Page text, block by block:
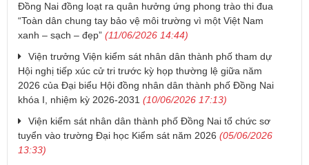
Đồng Nai đồng loạt ra quân hưởng ứng phong trào thi đua
“Toàn dân chung tay bảo vệ môi trường vì một Việt Nam
xanh – sạch – đẹp” (11/06/2026 14:44)
Viện trưởng Viện kiểm sát nhân dân thành phố tham dự
Hội nghị tiếp xúc cử tri trước kỳ họp thường lệ giữa năm
2026 của Đại biểu Hội đồng nhân dân thành phố Đồng Nai
khóa I, nhiệm kỳ 2026-2031 (10/06/2026 17:13)
Viện kiểm sát nhân dân thành phố Đồng Nai tổ chức sơ
tuyển vào trường Đại học Kiểm sát năm 2026 (05/06/2026
13:33)